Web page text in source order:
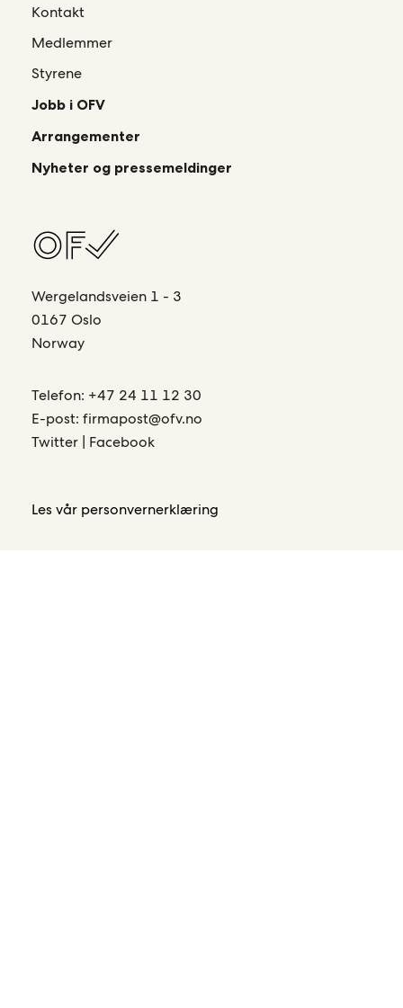
Kontakt
Medlemmer
Styrene
Jobb i OFV
Arrangementer
Nyheter og pressemeldinger
Wergelandsveien 1 - 3
0167 Oslo
Norway
Telefon: +47 24 11 12 30
E-post:firmapost@ofv.no
Twitter
Facebook
Les vår personvernerklæring